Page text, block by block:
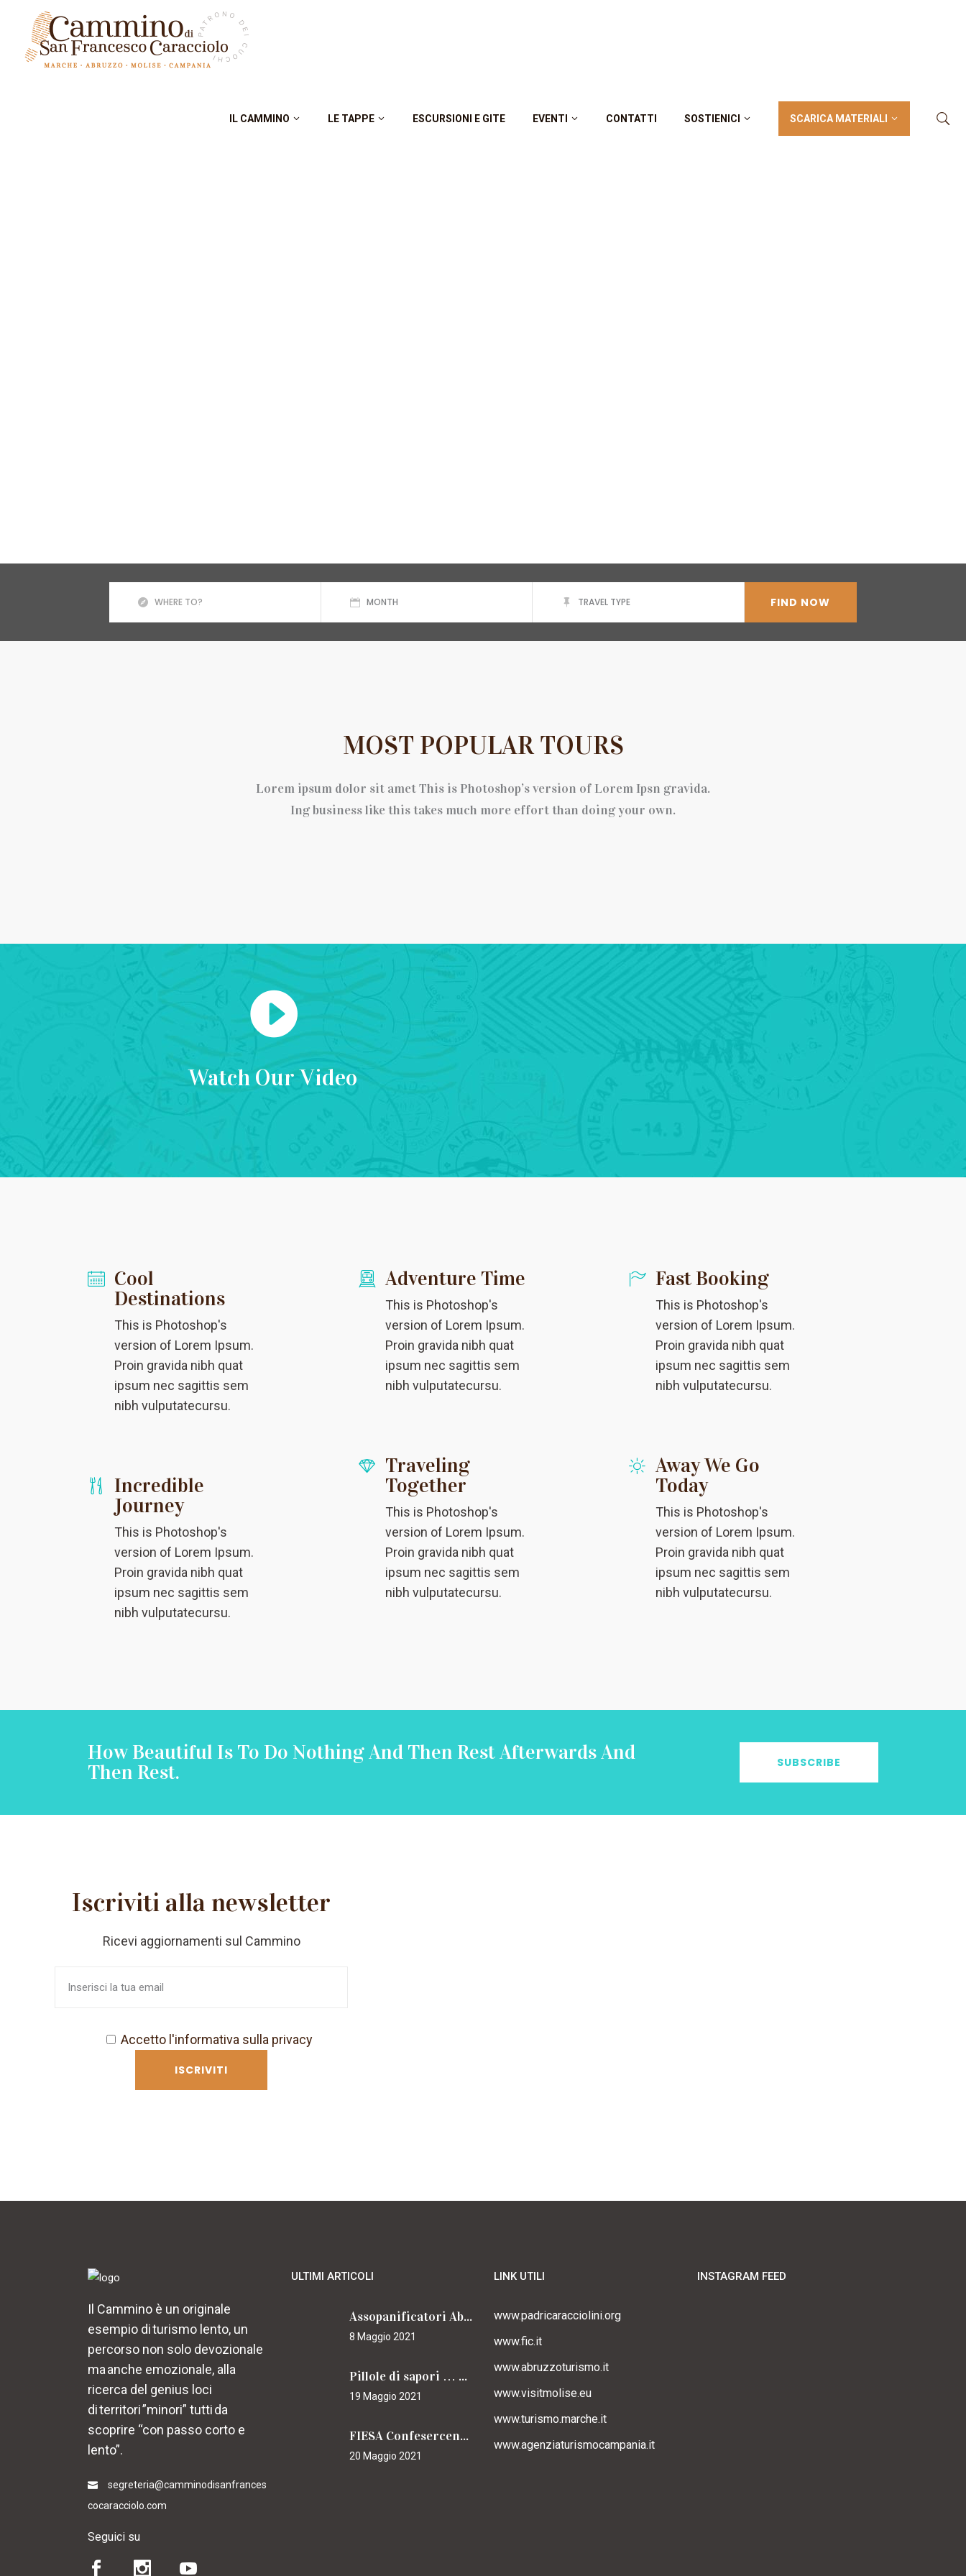
IL CAMMINO LE TAPPE ESCURSIONI E GITE EVENTI CONTATTI SOSTIENICI SCARICA MATERIALI
MOST POPULAR TOURS
Lorem ipsum dolor sit amet This is Photoshop’s version of Lorem Ipsn gravida.
Ing business like this takes much more effort than doing your own.
Watch Our Video
Cool
Destinations
This is Photoshop's
version of Lorem Ipsum.
Proin gravida nibh quat
ipsum nec sagittis sem
nibh vulputatecursu.
Incredible
Journey
This is Photoshop's
version of Lorem Ipsum.
Proin gravida nibh quat
ipsum nec sagittis sem
nibh vulputatecursu.
Adventure Time
This is Photoshop's
version of Lorem Ipsum.
Proin gravida nibh quat
ipsum nec sagittis sem
nibh vulputatecursu.
Traveling
Together
This is Photoshop's
version of Lorem Ipsum.
Proin gravida nibh quat
ipsum nec sagittis sem
nibh vulputatecursu.
Fast Booking
This is Photoshop's
version of Lorem Ipsum.
Proin gravida nibh quat
ipsum nec sagittis sem
nibh vulputatecursu.
Away We Go
Today
This is Photoshop's
version of Lorem Ipsum.
Proin gravida nibh quat
ipsum nec sagittis sem
nibh vulputatecursu.
How Beautiful Is To Do Nothing And Then Rest Afterwards And
Then Rest.
SUBSCRIBE
Iscriviti alla newsletter
Ricevi aggiornamenti sul Cammino
Accetto l'informativa sulla privacy
Il Cammino è un originale
esempio di turismo lento, un
percorso non solo devozionale
ma anche emozionale, alla
ricerca del genius loci
di territori ”minori” tutti da
scoprire “con passo corto e
lento”.
segreteria@camminodisanfrances
cocaracciolo.com
Seguici su
ULTIMI ARTICOLI
Assopanificatori Abruzzo e Molise insieme per il Cammino
8 Maggio 2021
Pillole di sapori … caracciolini
19 Maggio 2021
FIESA Confesercenti Campania per il Cammino
20 Maggio 2021
LINK UTILI
www.padricaracciolini.org
www.fic.it
www.abruzzoturismo.it
www.visitmolise.eu
www.turismo.marche.it
www.agenziaturismocampania.it
INSTAGRAM FEED